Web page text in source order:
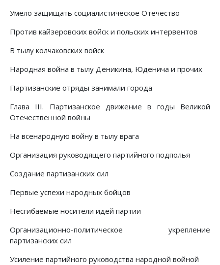
Умело защищать социалистическое Отечество
Против кайзеровских войск и польских интервентов
В тылу колчаковских войск
Народная война в тылу Деникина, Юденича и прочих
Партизанские отряды занимали города
Глава III. Партизанское движение в годы Великой
Отечественной войны
На всенародную войну в тылу врага
Организация руководящего партийного подполья
Создание партизанских сил
Первые успехи народных бойцов
Несгибаемые носители идей партии
Организационно-политическое укрепление
партизанских сил
Усиление партийного руководства народной войной